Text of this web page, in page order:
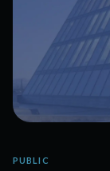
PUBLIC